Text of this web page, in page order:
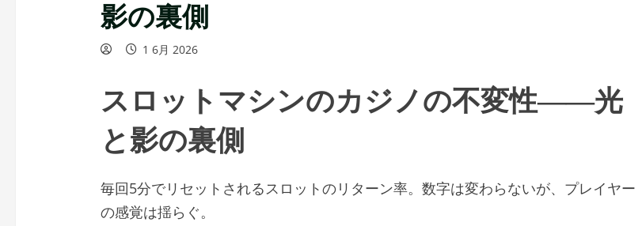
影の裏側
1 6月 2026
スロットマシンのカジノの不変性――光
と影の裏側
毎回5分でリセットされるスロットのリターン率。数字は変わらないが、プレイヤー
の感覚は揺らぐ。